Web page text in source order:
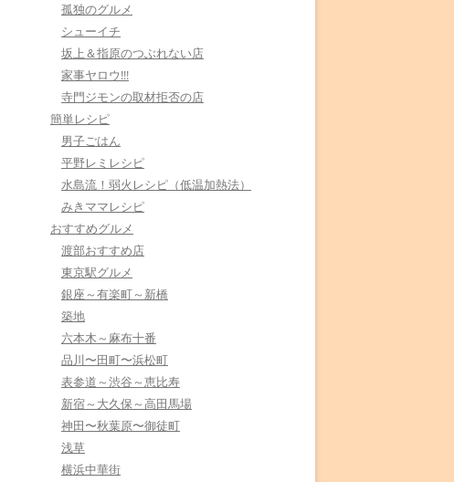
孤独のグルメ
シューイチ
坂上＆指原のつぶれない店
家事ヤロウ!!!
寺門ジモンの取材拒否の店
簡単レシピ
男子ごはん
平野レミレシピ
水島流！弱火レシピ（低温加熱法）
みきママレシピ
おすすめグルメ
渡部おすすめ店
東京駅グルメ
銀座～有楽町～新橋
築地
六本木～麻布十番
品川〜田町〜浜松町
表参道～渋谷～恵比寿
新宿～大久保～高田馬場
神田〜秋葉原〜御徒町
浅草
横浜中華街